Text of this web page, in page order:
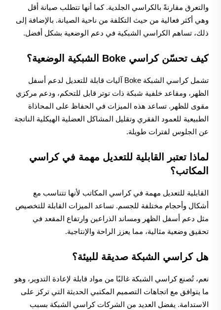
والتعرق مقارنةً بالكراسي الجلدية. كما أنها تتطلب صيانة أقل
وهي أكثر فعالية من حيث التكلفة من ناحية الصيانة. بالإضافة إلى
ذلك، تساهم الكراسي الشبكية في دعم الوضعية بشكل أفضل.
كيف تحسّن كراسي Boke الشبكية الوضعية؟
تشمل كراسي الشبكة Boke آليات قابلة للتعديل لدعم أسفل
الظهر، ومقاعد خلفية شبكة ذات توتر قابل للتحكم، ودعم مركزي
مقوى للظهر. تساعد هذه الميزات في الحفاظ على المحاذاة
الطبيعية للعمود الفقري وتقليل المشاكل العضلية الهيكلية الناتجة
عن الجلوس لفترات طويلة.
لماذا تعتبر القابلية للتعديل مهمة في كراسي
المكاتب؟
القابلية للتعديل مهمة في كراسي المكاتب لأنها تتناسب مع
أشكال وأحجام مختلفة للجسم. تساعد الميزات القابلة للتخصيص
مثل دعم أسفل الظهر ومساند الذراعين وارتفاع المقعد في
تحقيق وضعية مثالية، مما يعزز الراحة والإنتاجية.
هل كراسي الشبكة صديقة للبيئة؟
نعم، تُصنع كراسي الشبكة غالبًا من مواد قابلة لإعادة التدوير، وهو
ما يتوافق مع اتجاهات التصميم المكتبي الحديثة التي تركز على
الاستدامة. يفضل العديد من الشركات كراسي الشبكة بسبب